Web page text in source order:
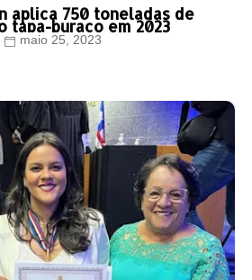
aplica 750 toneladas de
tapa-buraco em 2023
maio 25, 2023